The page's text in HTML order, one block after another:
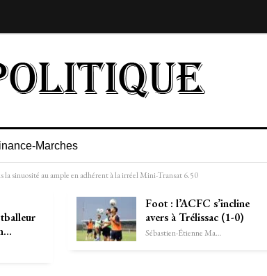
Marches
sinuosité au ample en adhérent à la irréel Mini-Transat 6.50
Foot : l’ACFC s’incline
avers à Trélissac (1-0)
Sébastien-Étienne Marechal